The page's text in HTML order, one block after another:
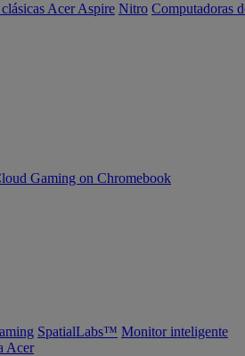
Acer Aspire Nitro Computadoras
Gaming on Chromebook
SpatialLabs™ Monitor inteligente
Acer